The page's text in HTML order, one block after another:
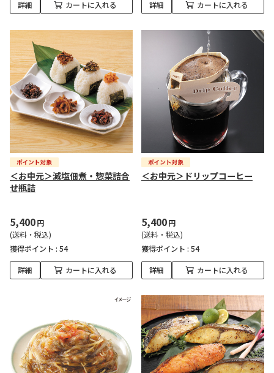
詳細 カートに入れる 詳細 カートに入れる
＜お中元＞減塩佃煮・惣菜詰合
せ瓶詰
5,400円
(送料・税込)
獲得ポイント : 54
詳細 カートに入れる
＜お中元＞ドリップコーヒー
5,400円
(送料・税込)
獲得ポイント : 54
詳細 カートに入れる